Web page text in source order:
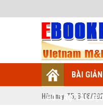
BÀI
HỖ TRỢ TÀI
Hôm nay: T5, 6/08/